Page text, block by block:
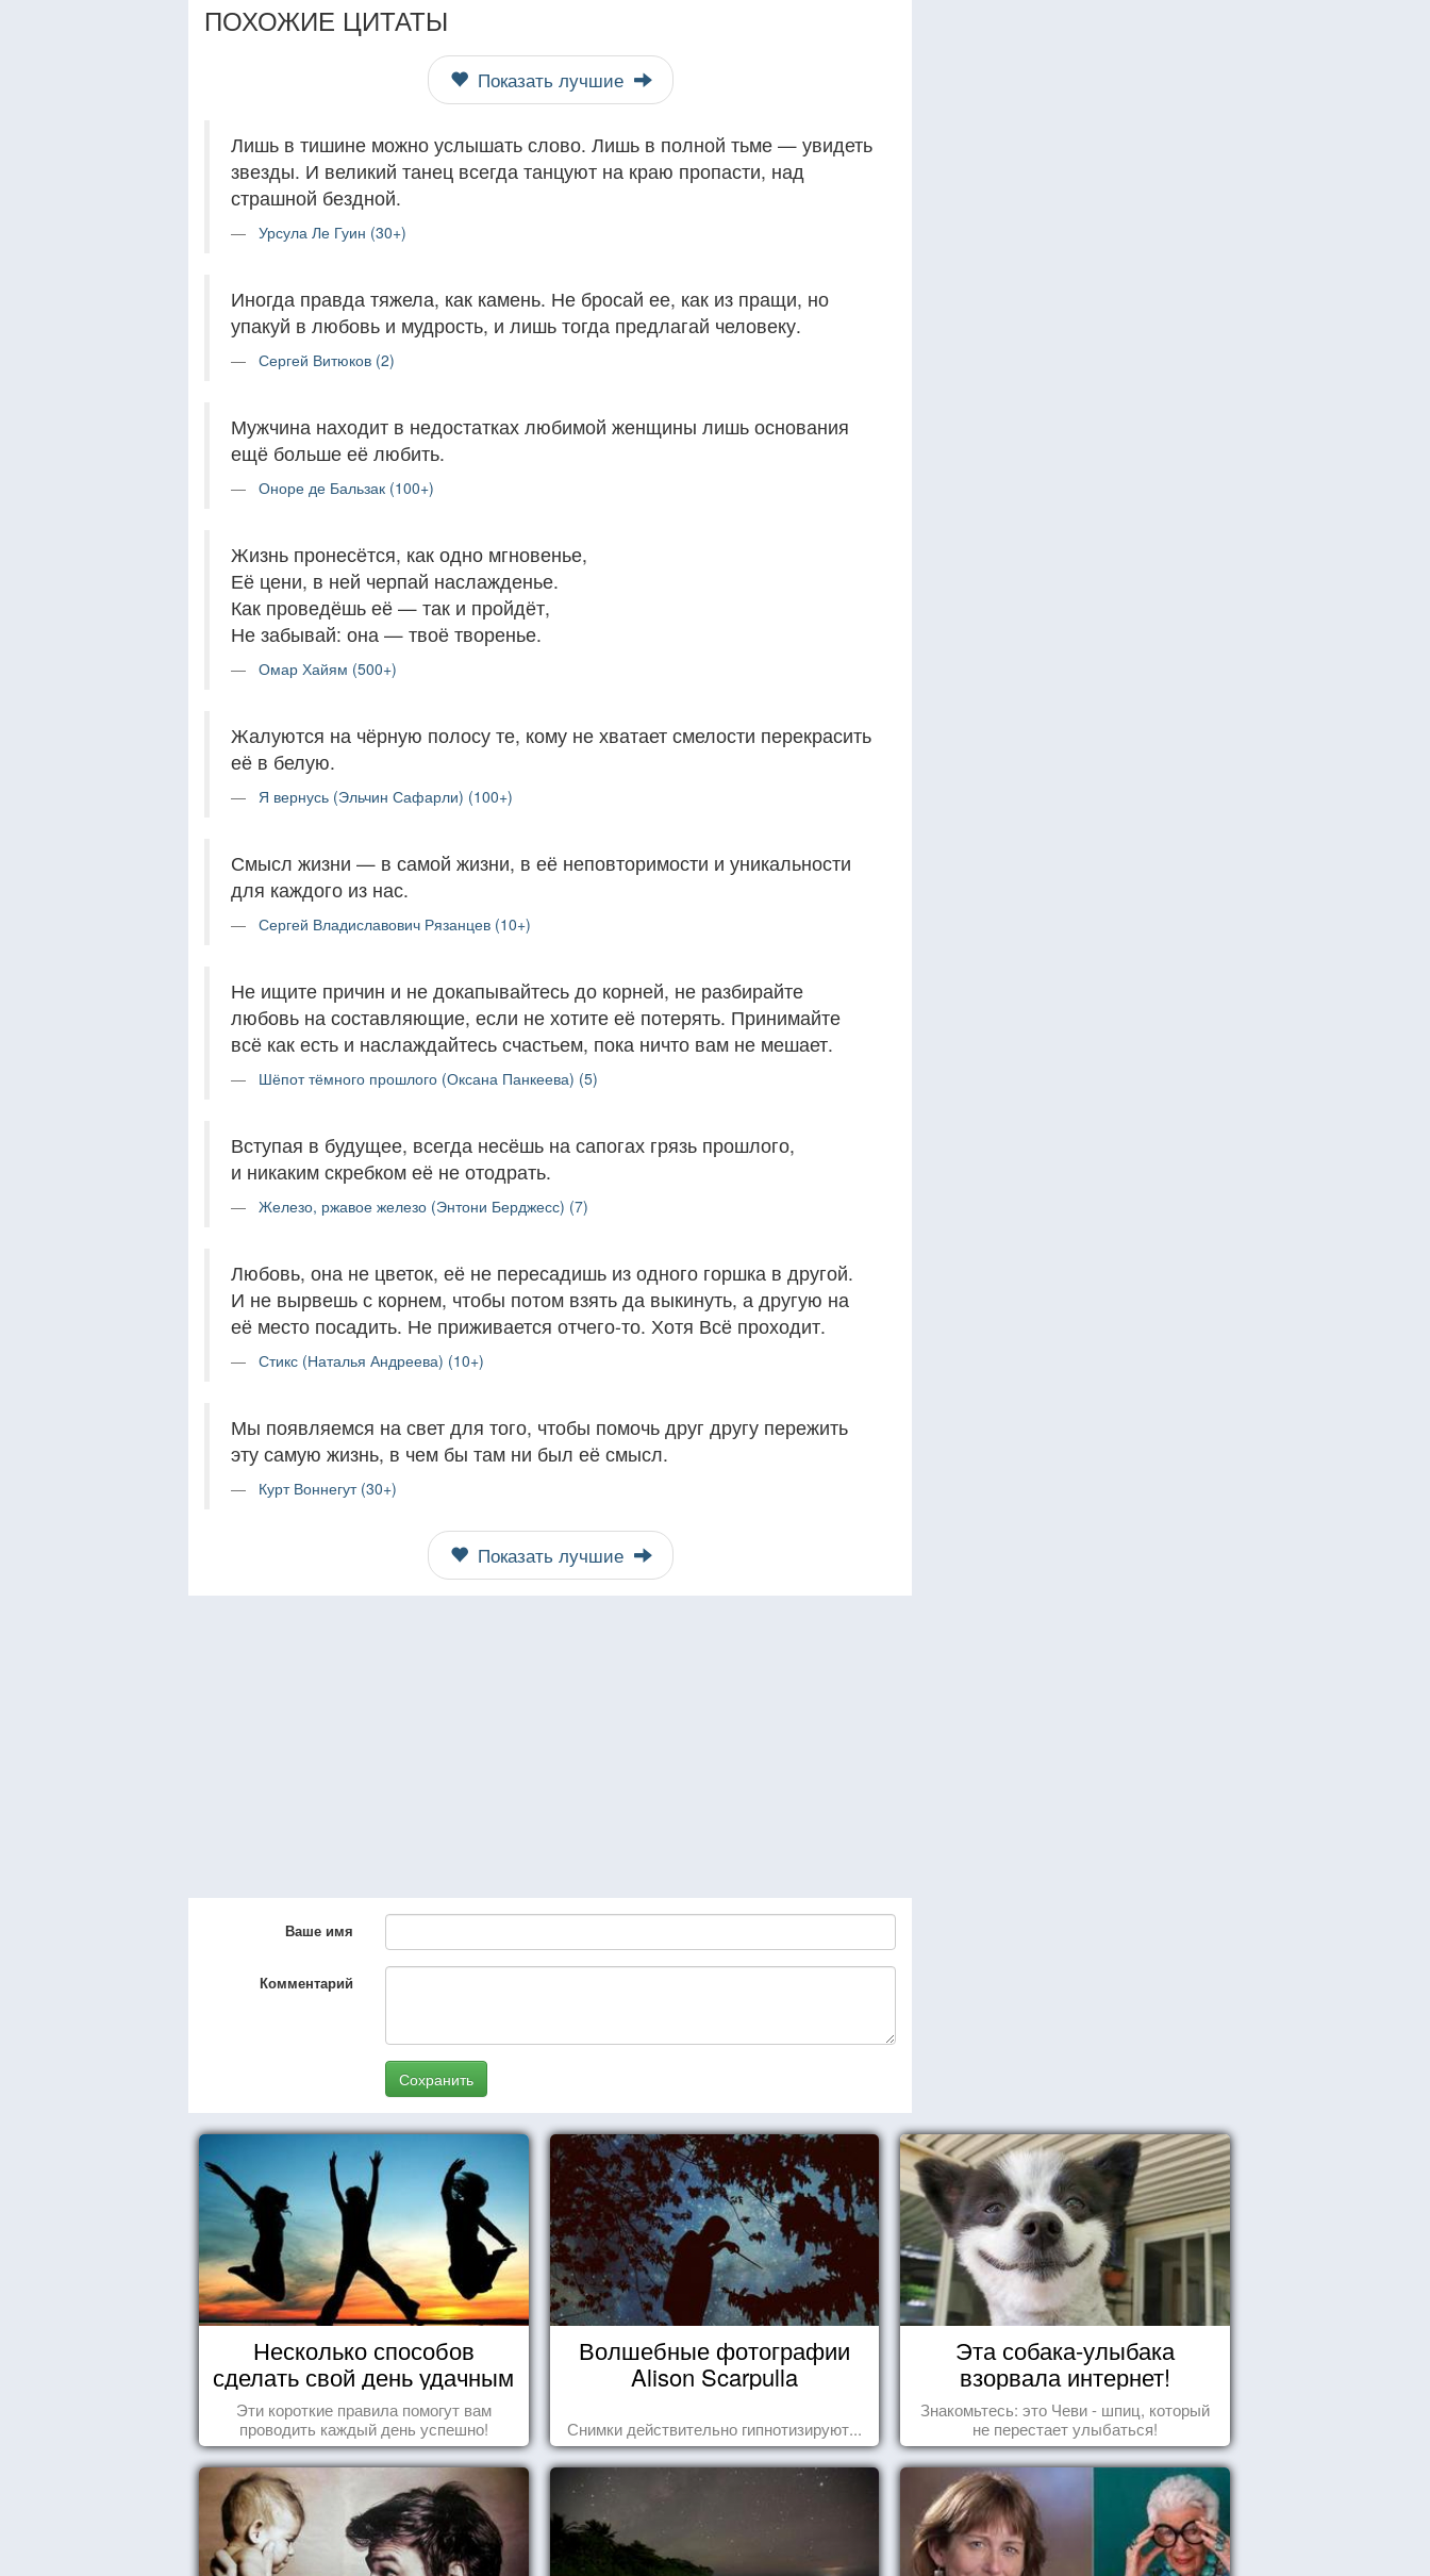
ПОХОЖИЕ ЦИТАТЫ
Показать лучшие
Лишь в тишине можно услышать слово. Лишь в полной тьме — увидеть
звезды. И великий танец всегда танцуют на краю пропасти, над
страшной бездной.
Урсула Ле Гуин (30+)
Иногда правда тяжела, как камень. Не бросай ее, как из пращи, но
упакуй в любовь и мудрость, и лишь тогда предлагай человеку.
Сергей Витюков (2)
Мужчина находит в недостатках любимой женщины лишь основания
ещё больше её любить.
Оноре де Бальзак (100+)
Жизнь пронесётся, как одно мгновенье,
Её цени, в ней черпай наслажденье.
Как проведёшь её — так и пройдёт,
Не забывай: она — твоё творенье.
Омар Хайям (500+)
Жалуются на чёрную полосу те, кому не хватает смелости перекрасить
её в белую.
Я вернусь (Эльчин Сафарли) (100+)
Смысл жизни — в самой жизни, в её неповторимости и уникальности
для каждого из нас.
Сергей Владиславович Рязанцев (10+)
Не ищите причин и не докапывайтесь до корней, не разбирайте
любовь на составляющие, если не хотите её потерять. Принимайте
всё как есть и наслаждайтесь счастьем, пока ничто вам не мешает.
Шёпот тёмного прошлого (Оксана Панкеева) (5)
Вступая в будущее, всегда несёшь на сапогах грязь прошлого,
и никаким скребком её не отодрать.
Железо, ржавое железо (Энтони Берджесс) (7)
Любовь, она не цветок, её не пересадишь из одного горшка в другой.
И не вырвешь с корнем, чтобы потом взять да выкинуть, а другую на
её место посадить. Не приживается отчего-то. Хотя Всё проходит.
Стикс (Наталья Андреева) (10+)
Мы появляемся на свет для того, чтобы помочь друг другу пережить
эту самую жизнь, в чем бы там ни был её смысл.
Курт Воннегут (30+)
Показать лучшие
Ваше имя
Комментарий
Сохранить
Несколько способов
сделать свой день удачным
Эти короткие правила помогут вам
проводить каждый день успешно!
Волшебные фотографии
Alison Scarpulla
Снимки действительно гипнотизируют...
Эта собака-улыбака
взорвала интернет!
Знакомьтесь: это Чеви - шпиц, который
не перестает улыбаться!